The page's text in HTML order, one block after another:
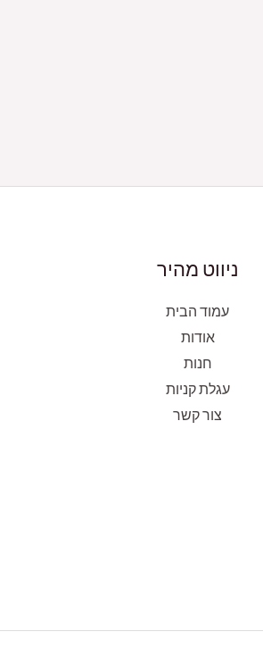
ניווט מהיר
עמוד הבית
אודות
חנות
עגלת קניות
צור קשר